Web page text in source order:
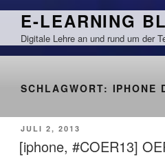
Zum
springen
E-LEARNING
Digitale Lehre an und rund um der
SCHLAGWORT: IPHONE
VERÖFFENTLICHT
AM
JULI 2, 2013
[iphone, #COER13]